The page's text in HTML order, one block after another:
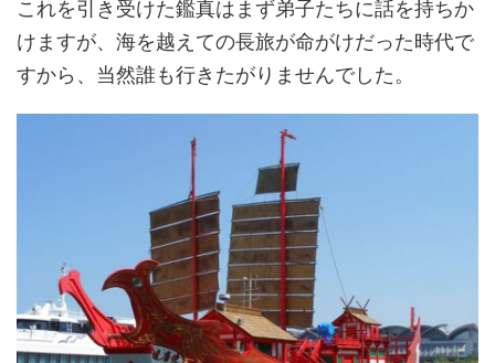
これを引き受けた鑑真はまず弟子たちに話を持ちか
けますが、海を越えての長旅が命がけだった時代で
すから、当然誰も行きたがりませんでした。